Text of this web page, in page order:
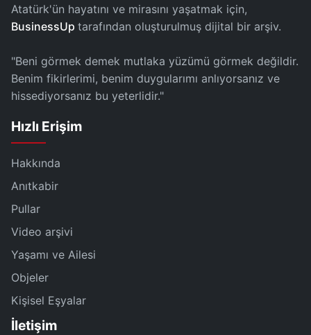
Atatürk'ün hayatını ve mirasını yaşatmak için,
BusinessUp tarafından oluşturulmuş dijital bir arşiv.
"Beni görmek demek mutlaka yüzümü görmek değildir.
Benim fikirlerimi, benim duygularımı anlıyorsanız ve
hissediyorsanız bu yeterlidir."
Hızlı Erişim
Hakkında
Anıtkabir
Pullar
Video arşivi
Yaşamı ve Ailesi
Objeler
Kişisel Eşyalar
İletişim